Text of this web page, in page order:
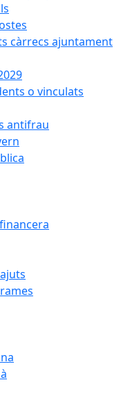
càrrecs ajuntament
o vinculats
antifrau